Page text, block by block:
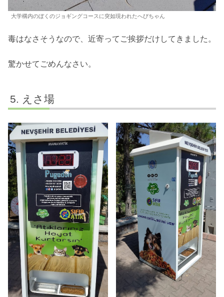
大学構内のぼくのジョギングコースに突如現われたへびちゃん
毒はなさそうなので、近寄ってご挨拶だけしてきました。
驚かせてごめんなさい。
えさ場